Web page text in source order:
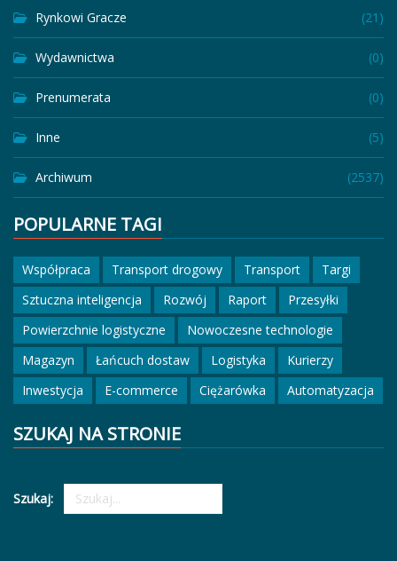
Rynkowi Gracze (21)
Wydawnictwa (0)
Prenumerata (0)
Inne (5)
Archiwum (2537)
POPULARNE TAGI
Współpraca Transport drogowy Transport
Targi
Sztuczna inteligencja
Rozwój Raport
Przesyłki
Powierzchnie logistyczne
Nowoczesne technologie
Magazyn
Łańcuch dostaw Logistyka
Kurierzy
Inwestycja
E-commerce Ciężarówka Automatyzacja
SZUKAJ NA STRONIE
Szukaj: